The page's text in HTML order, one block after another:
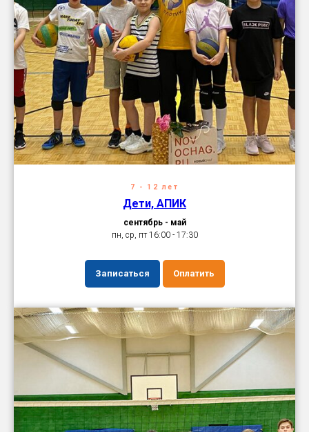
7 - 12 лет
Дети, АПИК
сентябрь - май
пн, ср, пт 16:00 - 17:30
Записаться Оплатить